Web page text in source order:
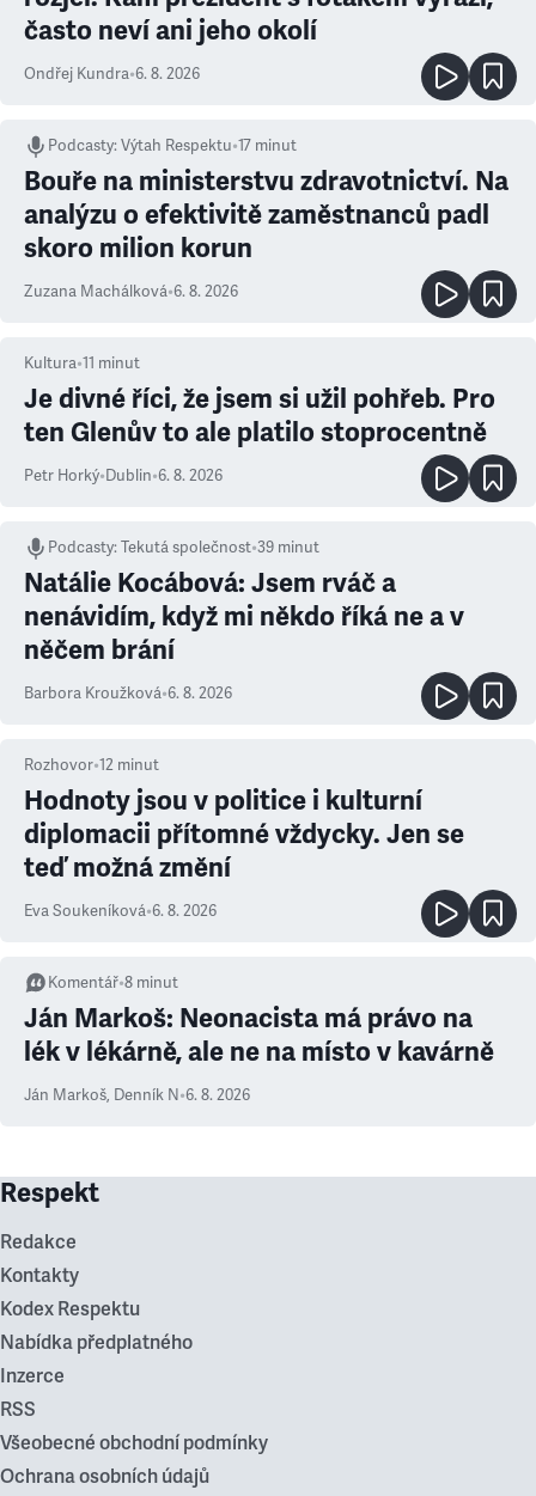
často neví ani jeho okolí
Ondřej Kundra•6. 8. 2026
Podcasty:Výtah Respektu•17 minut
Bouře na ministerstvu zdravotnictví. Na
analýzu o efektivitě zaměstnanců padl
skoro milion korun
Zuzana Machálková•6. 8. 2026
Kultura•11 minut
Je divné říci, že jsem si užil pohřeb. Pro
ten Glenův to ale platilo stoprocentně
Petr Horký•Dublin•6. 8. 2026
Podcasty:Tekutá společnost•39 minut
Natálie Kocábová: Jsem rváč a
nenávidím, když mi někdo říká ne a v
něčem brání
Barbora Kroužková•6. 8. 2026
Rozhovor•12 minut
Hodnoty jsou v politice i kulturní
diplomacii přítomné vždycky. Jen se
teď možná změní
Eva Soukeníková•6. 8. 2026
Komentář•8 minut
Ján Markoš: Neonacista má právo na
lék v lékárně, ale ne na místo v kavárně
Ján Markoš, Denník N•6. 8. 2026
Respekt
Redakce
Kontakty
Kodex Respektu
Nabídka předplatného
Inzerce
RSS
Všeobecné obchodní podmínky
Ochrana osobních údajů